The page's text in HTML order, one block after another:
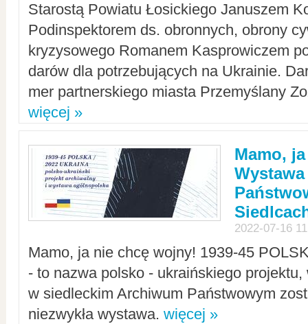
Starostą Powiatu Łosickiego Januszem
Podinspektorem ds. obronnych, obrony
kryzysowego Romanem Kasprowiczem
darów dla potrzebujących na Ukrainie.
mer partnerskiego miasta Przemyślany
więcej »
Mamo,
2022-07-16
Mamo, ja nie chcę wojny! 1939-45
- to nazwa polsko - ukraińskiego
w siedleckim Archiwum Państwowym
niezwykła wystawa. więcej »